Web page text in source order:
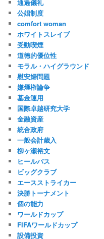
通過儀礼
公娼制度
comfort woman
ホワイトスレイブ
受動喫煙
道徳的優位性
モラル・ハイグラウンド
慰安婦問題
嫌煙権論争
基金運用
国際卓越研究大学
金融資産
統合政府
一般会計歳入
柳ヶ瀬裕文
ヒールパス
ビッグクラブ
エースストライカー
決勝トーナメント
個の能力
ワールドカップ
FIFAワールドカップ
設備投資